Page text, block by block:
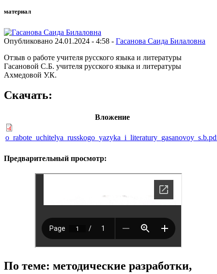
материал
Опубликовано 24.01.2024 - 4:58 - Гасанова Саида Билаловна
Отзыв о работе учителя русского языка и литературы
Гасановой С.Б. учителя русского языка и литературы
Ахмедовой У.К.
Скачать:
Вложение
Предварительный просмотр:
По теме: методические разработки,